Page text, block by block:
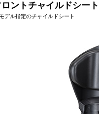
ントチャイルドシート
デル指定のチャイルドシート